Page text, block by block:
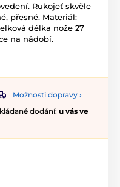
Rukojeť skvěle
přesné. Materiál:
délka nože 27
na nádobí.
Možnosti dopravy ›
dodání: u vás ve